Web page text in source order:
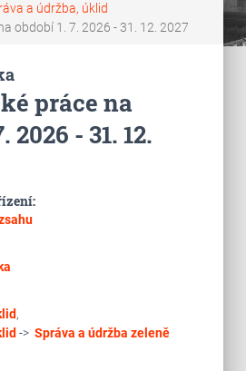
a údržba, úklid
období 1. 7. 2026 - 31. 12. 2027
práce na
2026 - 31. 12.
,
-> Správa a údržba zeleně